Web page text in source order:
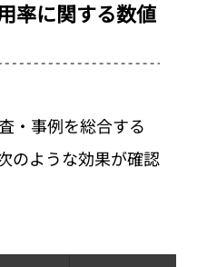
率に関する数値
・事例を総合する
のような効果が確認